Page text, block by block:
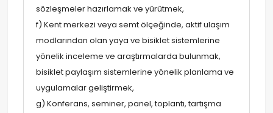
sözleşmeler hazırlamak ve yürütmek,
f) Kent merkezi veya semt ölçeğinde, aktif ulaşım
modlarından olan yaya ve bisiklet sistemlerine
yönelik inceleme ve araştırmalarda bulunmak,
bisiklet paylaşım sistemlerine yönelik planlama ve
uygulamalar geliştirmek,
g) Konferans, seminer, panel, toplantı, tartışma